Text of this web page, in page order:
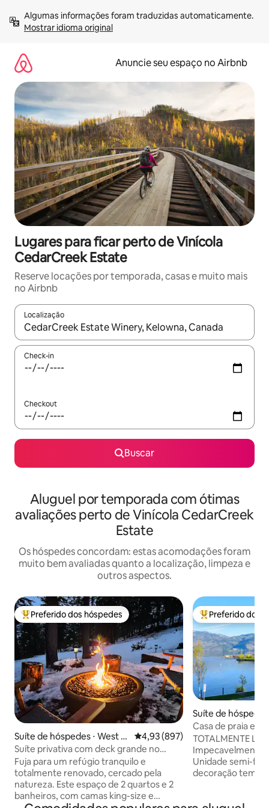
para
Mostrar idioma original
Anuncie seu espaço no Airbnb
Lugares para ficar perto de Vinícola
CedarCreek Estate
Reserve locações por temporada, casas e muito mais
no Airbnb
Localização
Quando os resultados estiverem disponíveis, explore-os
Check-in
Checkout
Buscar
Aluguel por temporada com ótimas
avaliações perto de Vinícola CedarCreek
Estate
Os hóspedes concordam: estas acomodações foram
muito bem avaliadas quanto a localização, limpeza e
outros aspectos.
Entre os melhores preferidos dos hóspedes
Preferido dos hóspedes
Suíte de hóspedes ⋅ West K
elowna
4,93 de uma avaliação média de
4,93 (897)
Suíte privativa com deck grande no
coração de Okanagan
Fuja para um refúgio tranquilo e
totalmente renovado, cercado pela
natureza. Este espaço de 2 quartos e 2
banheiros, com camas king-size e
Entre os
Preferido dos
Suíte de
elowna
Casa de praia em
ensolarado lago
TOTALMENTE
Impecavelmente
Unidade semi-
decoração